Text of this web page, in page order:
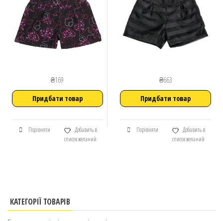
₴169
Придбати товар
Порівняти
Добавить в
список желаний
₴663
Придбати товар
Порівняти
Добавить в
список желаний
КАТЕГОРІЇ ТОВАРІВ